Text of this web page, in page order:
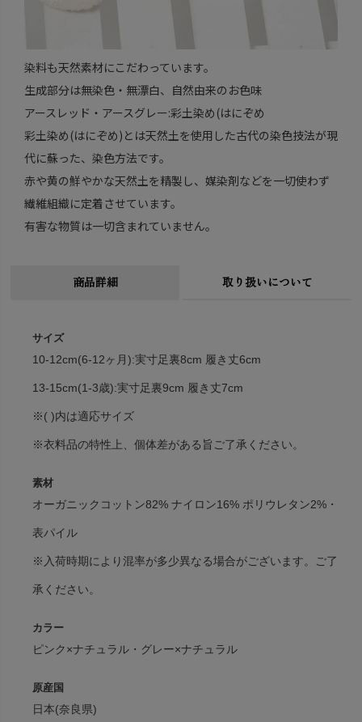
染料も天然素材にこだわっています。
生成部分は無染色・無漂白、自然由来のお色味
アースレッド・アースグレー:彩土染め(はにぞめ
彩土染め(はにぞめ)とは天然土を使用した古代の染色技法が現
代に蘇った、染色方法です。
赤や黄の鮮やかな天然土を精製し、媒染剤などを一切使わず
繊維組織に定着させています。
有害な物質は一切含まれていません。
商品詳細 取り扱いについて
サイズ
10-12cm(6-12ヶ月):実寸足裏8cm 履き丈6cm
13-15cm(1-3歳):実寸足裏9cm 履き丈7cm
※( )内は適応サイズ
※衣料品の特性上、個体差がある旨ご了承ください。
素材
オーガニックコットン82% ナイロン16% ポリウレタン2%・
表パイル
※入荷時期により混率が多少異なる場合がございます。ご了
承ください。
カラー
ピンク×ナチュラル・グレー×ナチュラル
原産国
日本(奈良県)